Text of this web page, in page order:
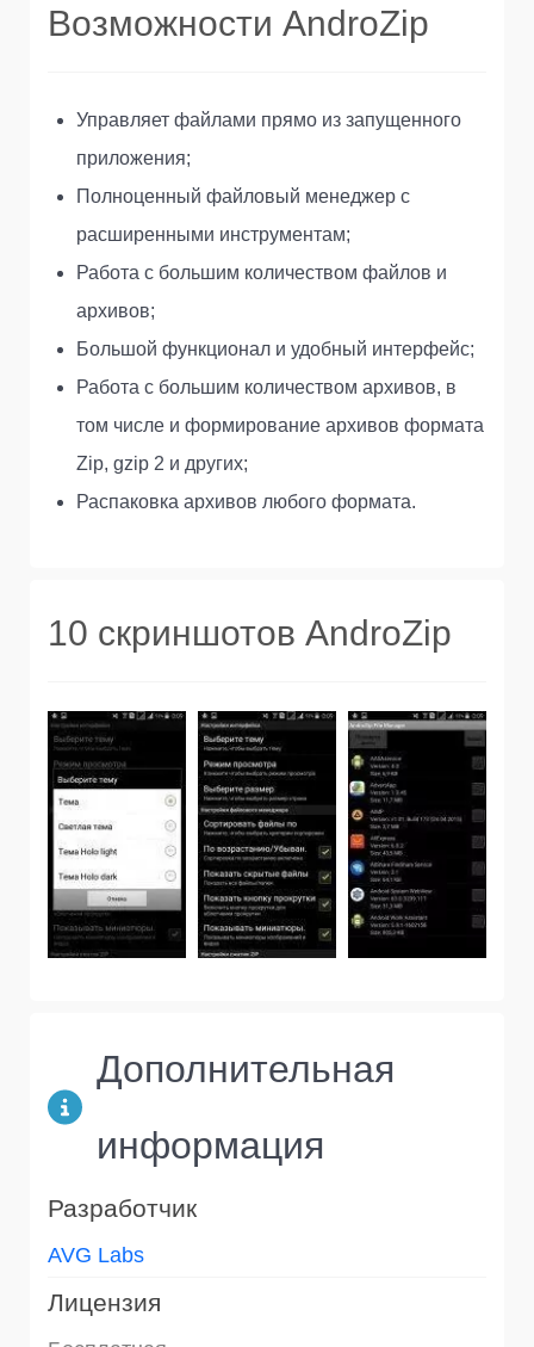
Возможности AndroZip
Управляет файлами прямо из запущенного
приложения;
Полноценный файловый менеджер с
расширенными инструментам;
Работа с большим количеством файлов и
архивов;
Большой функционал и удобный интерфейс;
Работа с большим количеством архивов, в
том числе и формирование архивов формата
Zip, gzip 2 и других;
Распаковка архивов любого формата.
10 скриншотов AndroZip
Дополнительная
информация
Разработчик
AVG Labs
Лицензия